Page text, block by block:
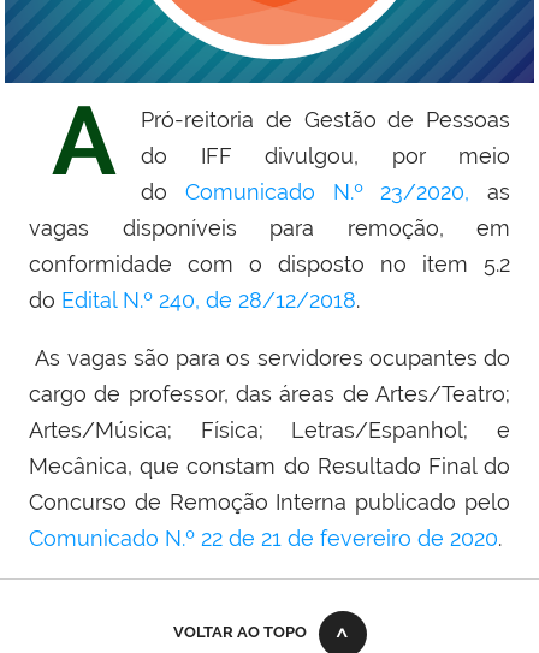
A
Pró-reitoria de Gestão de Pessoas
do IFF divulgou, por meio
do Comunicado N.º 23/2020, as
vagas disponíveis para remoção, em
conformidade com o disposto no item 5.2
do Edital N.º 240, de 28/12/2018.
As vagas são para os servidores ocupantes do
cargo de professor, das áreas de Artes/Teatro;
Artes/Música; Física; Letras/Espanhol; e
Mecânica, que constam do Resultado Final do
Concurso de Remoção Interna publicado pelo
Comunicado N.º 22 de 21 de fevereiro de 2020.
VOLTAR AO TOPO